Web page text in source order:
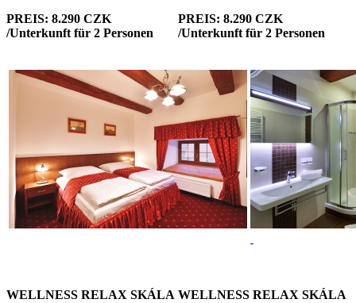
PREIS: 8.290 CZK
/Unterkunft für 2 Personen
PREIS: 8.290 CZK
/Unterkunft für 2 Personen
WELLNESS RELAX SKÁLA WELLNESS RELAX SKÁLA